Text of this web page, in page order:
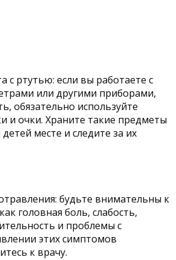
с ртутью: если вы работаете с
или другими приборами,
обязательно используйте
и очки. Храните такие предметы
месте и следите за их
будьте внимательны к
головная боль, слабость,
и проблемы с
этих симптомов
к врачу.